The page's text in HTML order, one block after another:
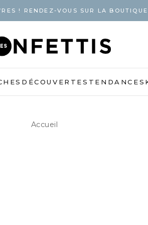
! RENDEZ-VOUS SUR LA
DÉCOUVERTES TENDANCES
Accueil